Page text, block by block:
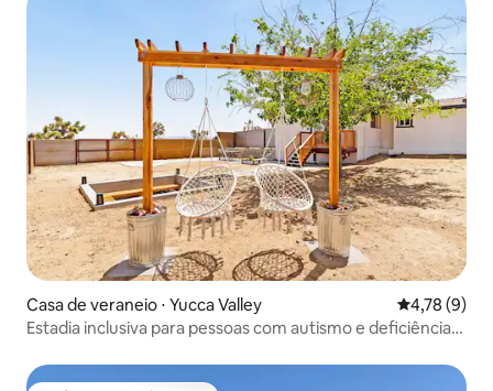
Casa de veraneio ⋅ Yucca Valley 4,78 de
4,78 (9)
Estadia inclusiva para pessoas com autismo e deficiência